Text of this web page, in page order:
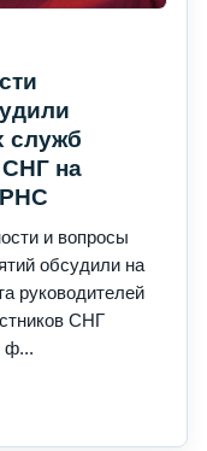
служб
СНГ на
и вопросы
обсудили на
руководителей
СНГ
ф...